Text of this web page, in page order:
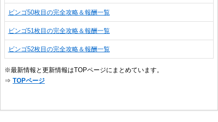
ビンゴ50枚目の完全攻略＆報酬一覧
ビンゴ51枚目の完全攻略＆報酬一覧
ビンゴ52枚目の完全攻略＆報酬一覧
※最新情報と更新情報はTOPページにまとめています。
⇒ TOPページ